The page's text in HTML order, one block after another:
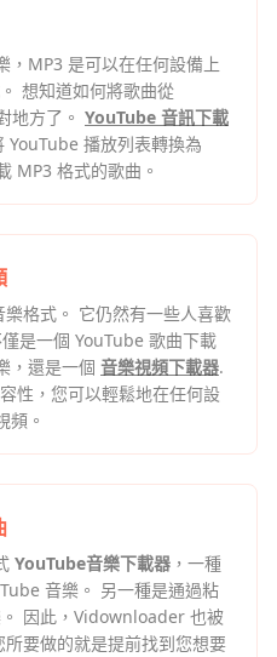
，MP3 是可以在任何設備上
想知道如何將歌曲從
地方了。 YouTube 音訊下載
YouTube 播放列表轉換為
MP3 格式的歌曲。
格式。 它仍然有一些人喜歡
是一個 YouTube 歌曲下載
，還是一個 音樂視頻下載器.
性，您可以輕鬆地在任何設
頻。
YouTube音樂下載器 ，一種
音樂。 另一種是通過粘
因此，Vidownloader 也被
所要做的就是提前找到您想要